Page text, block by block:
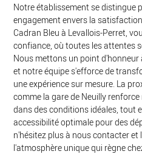
Notre établissement se distingue
engagement envers la
Cadran Bleu à Levallois-Perret,
confiance, où toutes les attentes
Nous mettons un point d'honneur
et notre équipe s'efforce de
une expérience sur mesure. La
comme la gare de Neuilly
dans des conditions idéales, tout
accessibilité optimale pour des
n'hésitez plus à nous contacter et
l'atmosphère unique qui règne